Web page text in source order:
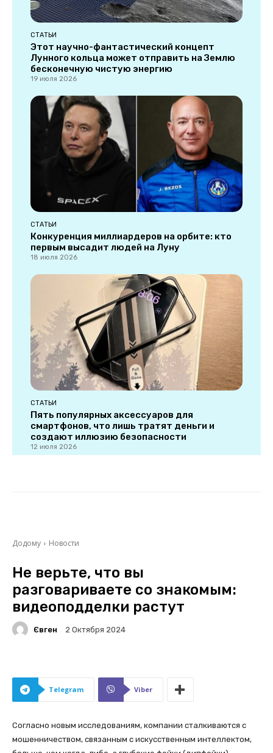
СТАТЬИ
Этот научно-фантастический концепт
Лунного кольца может отправить на Землю
бесконечную чистую энергию
19 июля 2026
СТАТЬИ
Конкуренция миллиардеров на орбите: кто
первым высадит людей на Луну
18 июля 2026
СТАТЬИ
Пять популярных аксессуаров для
смартфонов, что лишь тратят деньги и
создают иллюзию безопасности
12 июля 2026